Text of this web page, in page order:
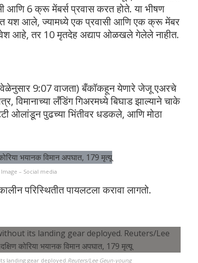
आणि 6 क्रू मेंबर्स प्रवास करत होते. या भीषण
यश आले, ज्यामध्ये एक प्रवासी आणि एक क्रू मेंबर
आहे, तर 10 मृतदेह अद्याप ओळखले गेलेले नाहीत.
वेळेनुसार 9:07 वाजता) बँकॉकहून येणारे जेजू एअरचे
विमानाच्या लँडिंग गिअरमध्ये बिघाड झाल्याने चाके
ओलांडून पुढच्या भिंतीवर धडकले, आणि मोठा
– Social media
परिस्थितीत पायलटला करावा लागतो.
landing gear deployed.Reuters/Lee Geun-young